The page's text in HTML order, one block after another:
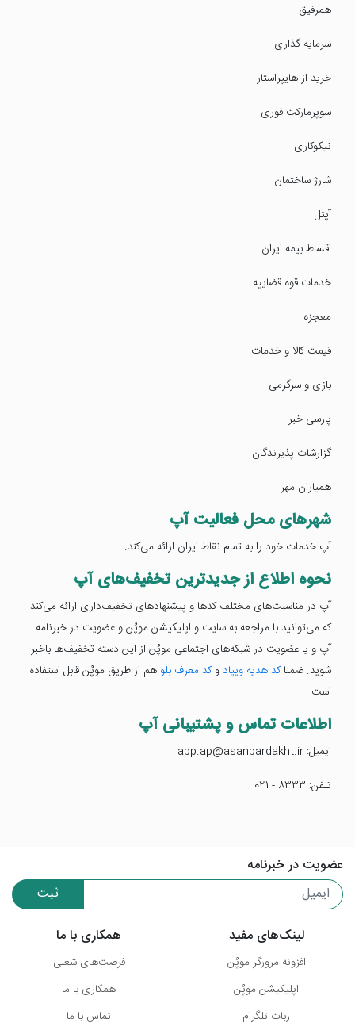
همرفیق
سرمایه گذاری
خرید از هایپراستار
سوپرمارکت فوری
نیکوکاری
شارژ ساختمان
آپتل
اقساط بیمه ایران
خدمات قوه قضاییه
معجزه
قیمت کالا و خدمات
بازی و سرگرمی
پارسی خبر
گزارشات پذیرندگان
همیاران مهر
شهرهای محل فعالیت آپ
آپ خدمات خود را به تمام نقاط ایران ارائه می‌کند.
نحوه اطلاع از جدیدترین تخفیف‌های آپ
آپ در مناسبت‌های مختلف کدها و پیشنهادهای تخفیف‌داری ارائه می‌کند
که می‌توانید با مراجعه به سایت و اپلیکیشن موپُن و عضویت در خبرنامه
آپ و یا عضویت در شبکه‌های اجتماعی موپُن از این دسته تخفیف‌ها باخبر
شوید. ضمناکد هدیه ویپاد وکد معرف بلو هم از طریق موپُن قابل استفاده
است.
اطلاعات تماس و پشتیبانی آپ
ایمیل: app.ap@asanpardakht.ir
تلفن: 8333 - 021
عضویت در خبرنامه
ثبت
لینک‌های مفید
افزونه مرورگر موپُن
اپلیکیشن موپُن
ربات تلگرام
همکاری با ما
فرصت‌های شغلی
همکاری با ما
تماس با ما